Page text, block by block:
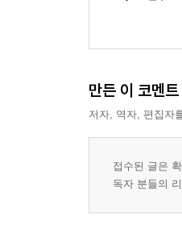
만든 이 코멘트
저자, 역자, 편집자
접수된 글은
독자 분들의